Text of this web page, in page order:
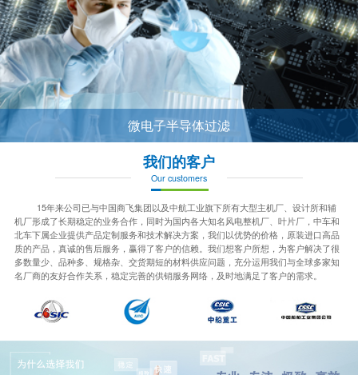
微电子半导体过滤
我们的客户
Our customers
15年来公司已与中国商飞集团以及中航工业旗下所有大型主机厂、设计所和辅
机厂形成了长期稳定的业务合作，同时为国内各大知名风电整机厂、叶片厂，中车和
北车下属企业提供产品定制服务和技术解决方案，我们以优势的价格，原装进口高品
质的产品，真诚的售后服务，赢得了客户的信赖。我们想客户所想，为客户解决了很
多数量少、品种多、规格杂、交货期短的材料供应问题，充分运用我们与全球多家知
名厂商的友好合作关系，稳定完善的供销服务网络，及时地满足了客户的需求。